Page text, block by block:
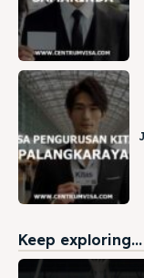
Keep exploring...